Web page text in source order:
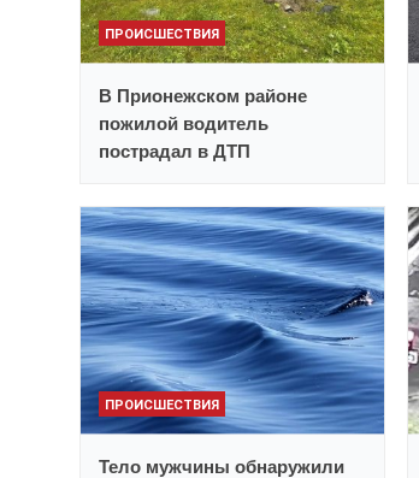
ПРОИСШЕСТВИЯ
В Прионежском районе
пожилой водитель
пострадал в ДТП
ПРОИСШЕСТВИЯ
Тело мужчины обнаружили